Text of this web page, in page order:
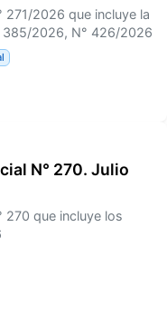
271/2026 que incluye la
385/2026, N° 426/2026
N° 270. Julio
270 que incluye los